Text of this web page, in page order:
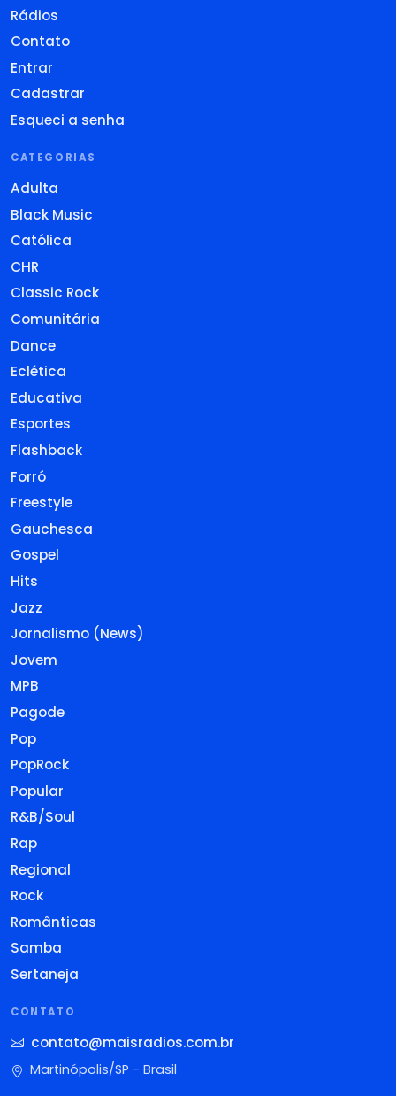
Rádios
Contato
Entrar
Cadastrar
Esqueci a senha
CATEGORIAS
Adulta
Black Music
Católica
CHR
Classic Rock
Comunitária
Dance
Eclética
Educativa
Esportes
Flashback
Forró
Freestyle
Gauchesca
Gospel
Hits
Jazz
Jornalismo (News)
Jovem
MPB
Pagode
Pop
PopRock
Popular
R&B/Soul
Rap
Regional
Rock
Românticas
Samba
Sertaneja
CONTATO
contato@maisradios.com.br
Martinópolis/SP - Brasil